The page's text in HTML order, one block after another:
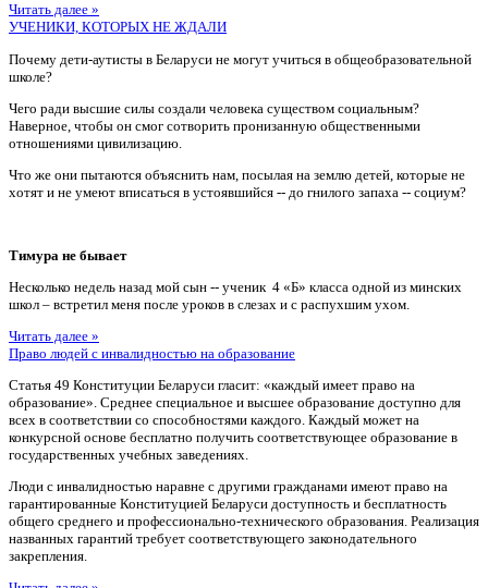
Читать далее »
УЧЕНИКИ, КОТОРЫХ НЕ ЖДАЛИ
Почему дети-аутисты в Беларуси не могут учиться в общеобразовательной
школе?
Чего ради высшие силы создали человека существом социальным?
Наверное, чтобы он смог сотворить пронизанную общественными
отношениями цивилизацию.
Что же они пытаются объяснить нам, посылая на землю детей, которые не
хотят и не умеют вписаться в устоявшийся -- до гнилого запаха -- социум?
Тимура не бывает
Несколько недель назад мой сын -- ученик 4 «Б» класса одной из минских
школ – встретил меня после уроков в слезах и с распухшим ухом.
Читать далее »
Право людей с инвалидностью на образование
Статья 49 Конституции Беларуси гласит: «каждый имеет право на
образование». Среднее специальное и высшее образование доступно для
всех в соответствии со способностями каждого. Каждый может на
конкурсной основе бесплатно получить соответствующее образование в
государственных учебных заведениях.
Люди с инвалидностью наравне с другими гражданами имеют право на
гарантированные Конституцией Беларуси доступность и бесплатность
общего среднего и профессионально-технического образования. Реализация
названных гарантий требует соответствующего законодательного
закрепления.